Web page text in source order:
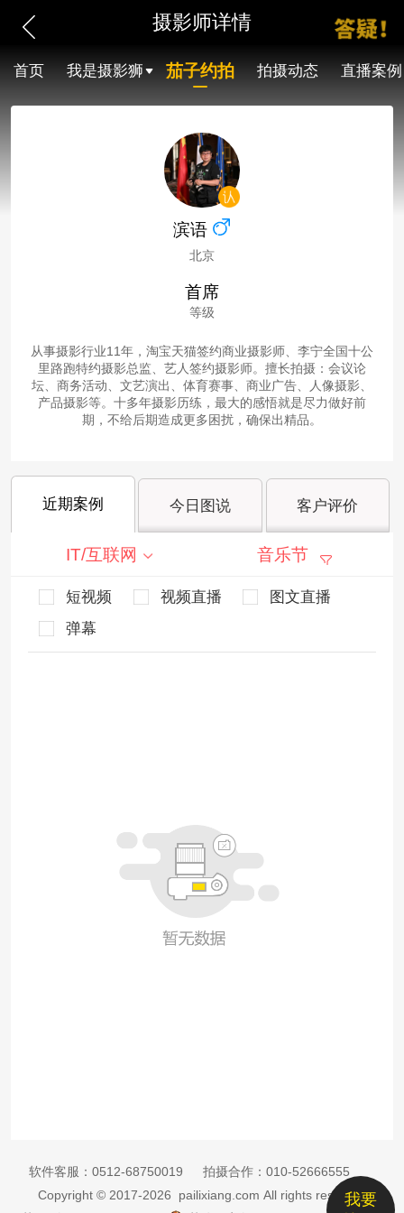
摄影师详情
首页 我是摄影狮 茄子约拍 拍摄动态 直播案例
滨语
北京
首席
等级
从事摄影行业11年，淘宝天猫签约商业摄影师、李宁全国十公
里路跑特约摄影总监、艺人签约摄影师。擅长拍摄：会议论
坛、商务活动、文艺演出、体育赛事、商业广告、人像摄影、
产品摄影等。十多年摄影历练，最大的感悟就是尽力做好前
期，不给后期造成更多困扰，确保出精品。
近期案例 今日图说 客户评价
IT/互联网 音乐节
短视频 视频直播
图文直播
弹幕
我要
软件客服： 0512-68750019 拍摄合作： 010-52666555
Copyright © 2017-2026 pailixiang.com All rights reserved